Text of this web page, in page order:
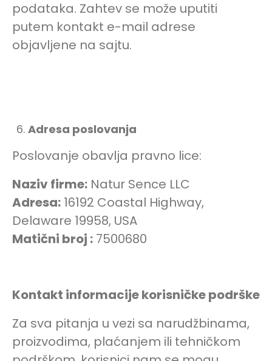
podataka. Zahtev se može uputiti
putem kontakt e-mail adrese
objavljene na sajtu.
Adresa poslovanja
Poslovanje obavlja pravno lice:
Naziv firme: Natur Sence LLC
Adresa: 16192 Coastal Highway,
Delaware 19958, USA
Matični broj : 7500680
Kontakt informacije korisničke podrške
Za sva pitanja u vezi sa narudžbinama,
proizvodima, plaćanjem ili tehničkom